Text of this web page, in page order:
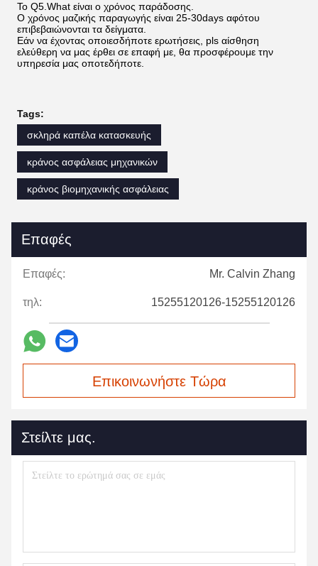
Το Q5.What είναι ο χρόνος παράδοσης.
Ο χρόνος μαζικής παραγωγής είναι 25-30days αφότου
επιβεβαιώνονται τα δείγματα.
Εάν να έχοντας οποιεσδήποτε ερωτήσεις, pls αίσθηση
ελεύθερη να μας έρθει σε επαφή με, θα προσφέρουμε την
υπηρεσία μας οποτεδήποτε.
Tags:
σκληρά καπέλα κατασκευής
κράνος ασφάλειας μηχανικών
κράνος βιομηχανικής ασφάλειας
Επαφές
Επαφές: Mr. Calvin Zhang
τηλ: 15255120126-15255120126
Επικοινωνήστε Τώρα
Στείλτε μας.